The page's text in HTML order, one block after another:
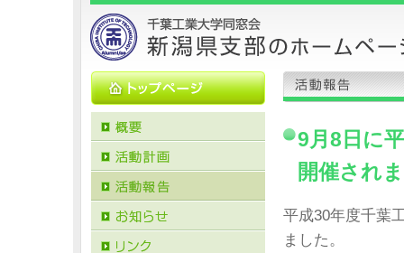
9月8日に
開催され
平成30年度千葉
ました。